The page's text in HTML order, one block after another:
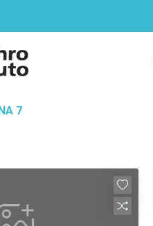
7